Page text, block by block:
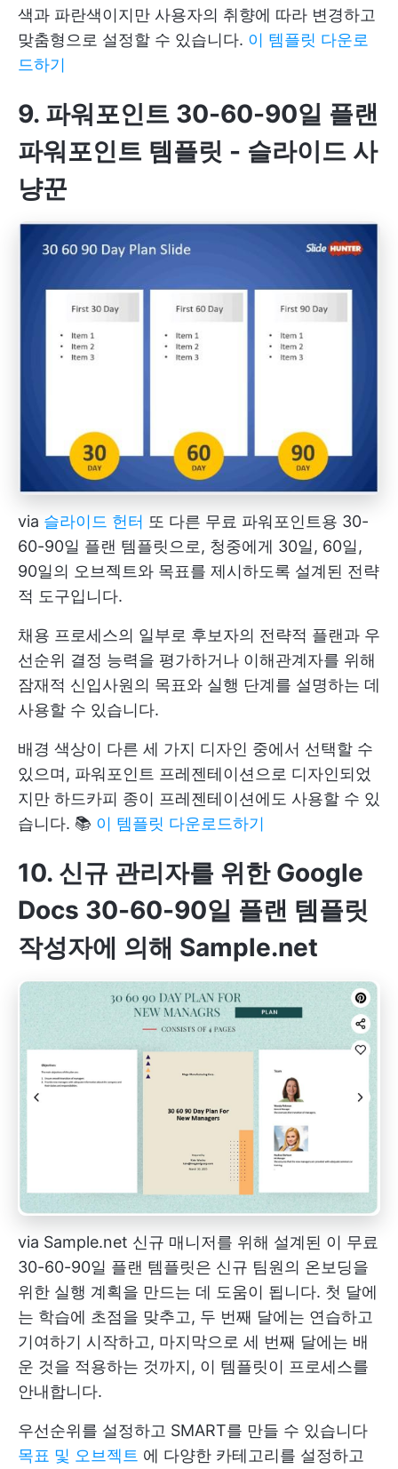
색과 파란색이지만 사용자의 취향에 따라 변경하고
맞춤형으로 설정할 수 있습니다. 이 템플릿 다운로
드하기
9. 파워포인트 30-60-90일 플랜
파워포인트 템플릿 - 슬라이드 사
냥꾼
via 슬라이드 헌터 또 다른 무료 파워포인트용 30-
60-90일 플랜 템플릿으로, 청중에게 30일, 60일,
90일의 오브젝트와 목표를 제시하도록 설계된 전략
적 도구입니다.
채용 프로세스의 일부로 후보자의 전략적 플랜과 우
선순위 결정 능력을 평가하거나 이해관계자를 위해
잠재적 신입사원의 목표와 실행 단계를 설명하는 데
사용할 수 있습니다.
배경 색상이 다른 세 가지 디자인 중에서 선택할 수
있으며, 파워포인트 프레젠테이션으로 디자인되었
지만 하드카피 종이 프레젠테이션에도 사용할 수 있
습니다. 📚 이 템플릿 다운로드하기
10. 신규 관리자를 위한 Google
Docs 30-60-90일 플랜 템플릿
작성자에 의해 Sample.net
via Sample.net 신규 매니저를 위해 설계된 이 무료
30-60-90일 플랜 템플릿은 신규 팀원의 온보딩을
위한 실행 계획을 만드는 데 도움이 됩니다. 첫 달에
는 학습에 초점을 맞추고, 두 번째 달에는 연습하고
기여하기 시작하고, 마지막으로 세 번째 달에는 배
운 것을 적용하는 것까지, 이 템플릿이 프로세스를
안내합니다.
우선순위를 설정하고 SMART를 만들 수 있습니다
목표 및 오브젝트 에 다양한 카테고리를 설정하고